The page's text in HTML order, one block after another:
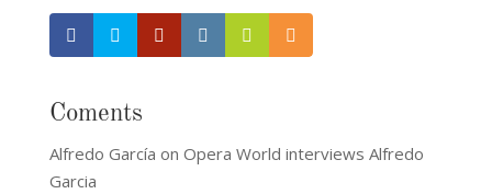
Coments
Alfredo García on Opera World interviews Alfredo
Garcia